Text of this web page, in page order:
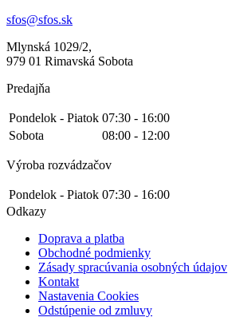
sfos@sfos.sk
Mlynská 1029/2,
979 01 Rimavská Sobota
Predajňa
Pondelok - Piatok 07:30 - 16:00
Sobota
08:00 - 12:00
Výroba rozvádzačov
Pondelok - Piatok 07:30 - 16:00
Odkazy
Doprava a platba
Obchodné podmienky
Zásady spracúvania osobných údajov
Kontakt
Nastavenia Cookies
Odstúpenie od zmluvy